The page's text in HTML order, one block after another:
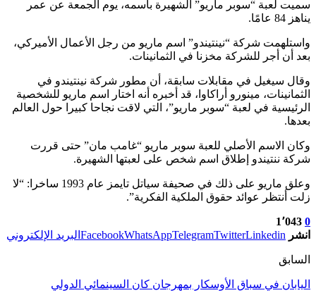
سميت لعبة “سوبر ماريو” الشهيرة باسمه، يوم الجمعة عن عمر
يناهز 84 عامًا.
واستلهمت شركة “نينتيندو” اسم ماريو من رجل الأعمال الأميركي،
بعد أن أجر للشركة مخزنا في الثمانينات.
وقال سيغيل في مقابلات سابقة، أن مطور شركة نينتيندو في
الثمانينات، مينورو أراكاوا، قد أخبره أنه اختار اسم ماريو للشخصية
الرئيسية في لعبة “سوبر ماريو”، التي لاقت نجاحا كبيرا حول العالم
بعدها.
وكان الاسم الأصلي للعبة سوبر ماريو “غامب مان” حتى قررت
شركة ننتيندو إطلاق اسم شخص على لعبتها الشهيرة.
وعلق ماريو على ذلك في صحيفة سياتل تايمز عام 1993 ساخرا: “لا
زلت أنتظر عوائد حقوق الملكية الفكرية”.
0 1٬043
انشر
FacebookWhatsAppTelegramTwitterLinkedin البريد الإلكتروني
السابق
اليابان في سباق الأوسكار بمهرجان كان السينمائي الدولي